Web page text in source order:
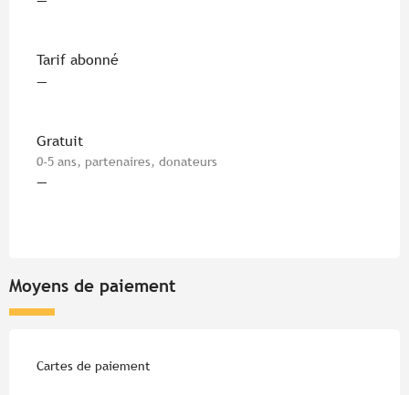
Tarif abonné
—
Gratuit
0-5 ans, partenaires, donateurs
—
Moyens de paiement
Cartes de paiement